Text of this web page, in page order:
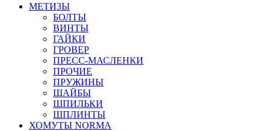
МЕТИЗЫ
БОЛТЫ
ВИНТЫ
ГАЙКИ
ГРОВЕР
ПРЕСС-МАСЛЕНКИ
ПРОЧИЕ
ПРУЖИНЫ
ШАЙБЫ
ШПИЛЬКИ
ШПЛИНТЫ
ХОМУТЫ NORMA